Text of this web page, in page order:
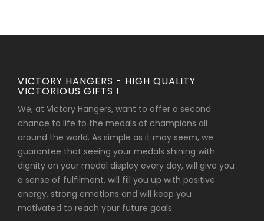
VICTORY HANGERS - HIGH QUALITY
VICTORIOUS GIFTS !
We, at Victory Hangers, want to offer a second
chance to life to the medals of champions all
around the world. As simple as it may seem, we
guarantee that seeing your medals shining with
dignity on your medal display every day, will give you
a sense of fulfilment, will fill you up with positive
energy, strong emotions and will keep you
motivated to reach your future goals.